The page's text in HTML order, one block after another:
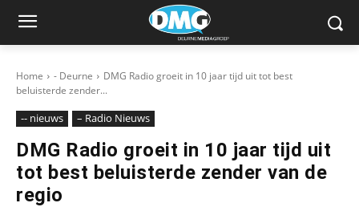
Home - Deurne
DMG Radio groeit in 10 jaar tijd uit tot best
beluisterde zender...
-- nieuws – Radio Nieuws
DMG Radio groeit in 10 jaar tijd uit
tot best beluisterde zender van de
regio